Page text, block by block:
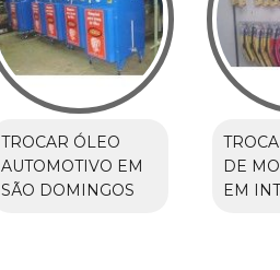
TROCAR ÓLEO
AUTOMOTIVO EM
SÃO DOMINGOS
DE
EM